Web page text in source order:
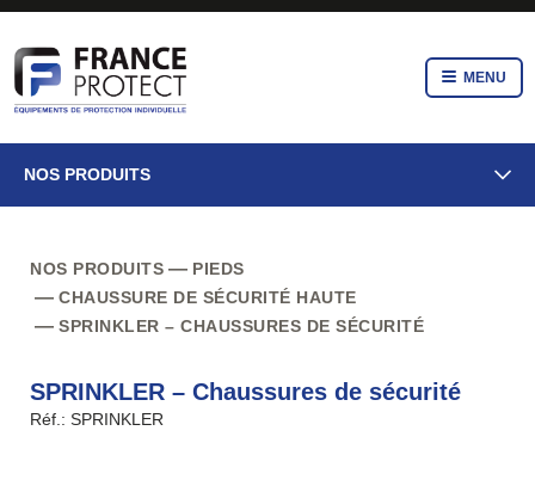
MENU
NOS PRODUITS
NOS PRODUITS
PIEDS
CHAUSSURE DE SÉCURITÉ HAUTE
SPRINKLER – CHAUSSURES DE SÉCURITÉ
SPRINKLER – Chaussures de sécurité
Réf.: SPRINKLER